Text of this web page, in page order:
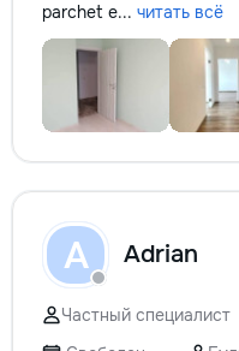
parchet e... читать всё
A Adrian
Частный специалист